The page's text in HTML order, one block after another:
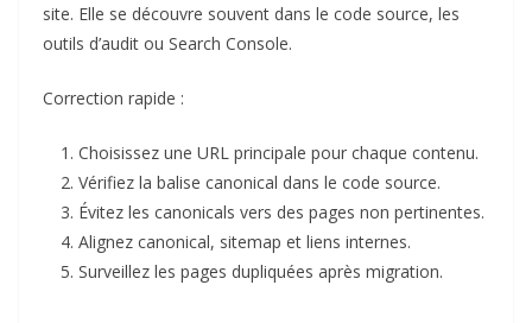
site. Elle se découvre souvent dans le code source, les
outils d’audit ou Search Console.
Correction rapide :
Choisissez une URL principale pour chaque contenu.
Vérifiez la balise canonical dans le code source.
Évitez les canonicals vers des pages non pertinentes.
Alignez canonical, sitemap et liens internes.
Surveillez les pages dupliquées après migration.